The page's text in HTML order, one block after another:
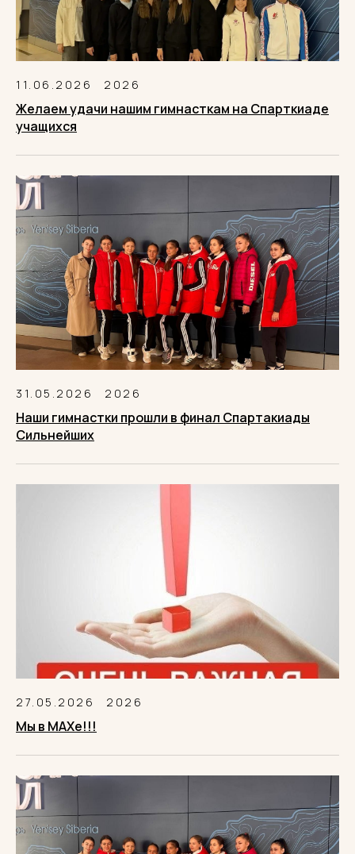
11.06.2026 2026
Желаем удачи нашим гимнасткам на Спарткиаде
учащихся
31.05.2026 2026
Наши гимнастки прошли в финал Спартакиады
Сильнейших
27.05.2026 2026
Мы в MAXе!!!